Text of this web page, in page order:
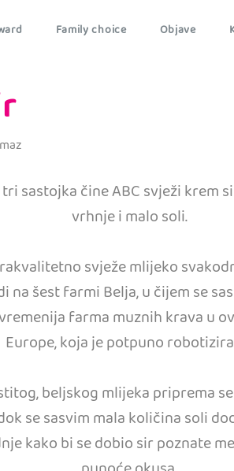
Family choice Objave
sastojka čine ABC svježi krem
vrhnje i malo soli.
svježe mlijeko
na šest farmi Belja, u čijem se
farma muznih krava u
Europe, koja je potpuno
beljskog mlijeka priprema
se sasvim mala količina soli
kako bi se dobio sir poznate